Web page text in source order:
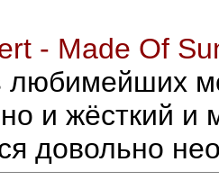
- Made Of
любимейших
и жёсткий и
довольно